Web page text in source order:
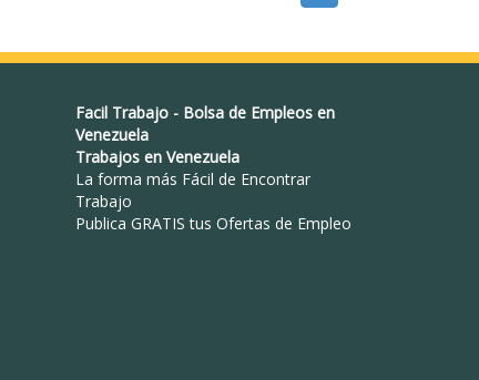
Facil Trabajo- Bolsa de Empleos en
Venezuela
Trabajos en Venezuela
La forma más Fácil de Encontrar
Trabajo
Publica GRATIS tus Ofertas de Empleo